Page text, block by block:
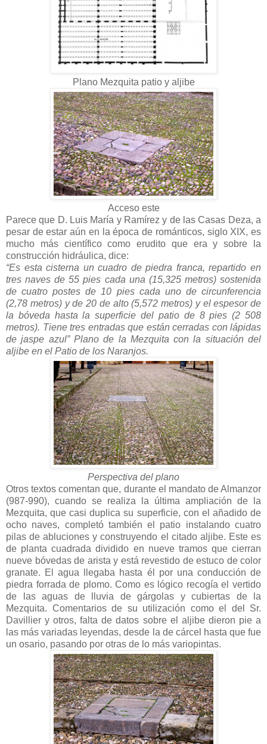
Plano Mezquita patio y aljibe
Acceso este
Parece que D. Luis María y Ramírez y de las Casas Deza, a
pesar de estar aún en la época de románticos, siglo XIX, es
mucho más científico como erudito que era y sobre la
construcción hidráulica, dice:
“Es esta cisterna un cuadro de piedra franca, repartido en
tres naves de 55 pies cada una (15,325 metros) sostenida
de cuatro postes de 10 pies cada uno de circunferencia
(2,78 metros) y de 20 de alto (5,572 metros) y el espesor de
la bóveda hasta la superficie del patio de 8 pies (2 508
metros). Tiene tres entradas que están cerradas con lápidas
de jaspe azul” Plano de la Mezquita con la situación del
aljibe en el Patio de los Naranjos.
Perspectiva del plano
Otros textos comentan que, durante el mandato de Almanzor
(987-990), cuando se realiza la última ampliación de la
Mezquita, que casi duplica su superficie, con el añadido de
ocho naves, completó también el patio instalando cuatro
pilas de abluciones y construyendo el citado aljibe. Este es
de planta cuadrada dividido en nueve tramos que cierran
nueve bóvedas de arista y está revestido de estuco de color
granate. El agua llegaba hasta él por una conducción de
piedra forrada de plomo. Como es lógico recogía el vertido
de las aguas de lluvia de gárgolas y cubiertas de la
Mezquita. Comentarios de su utilización como el del Sr.
Davillier y otros, falta de datos sobre el aljibe dieron pie a
las más variadas leyendas, desde la de cárcel hasta que fue
un osario, pasando por otras de lo más variopintas.